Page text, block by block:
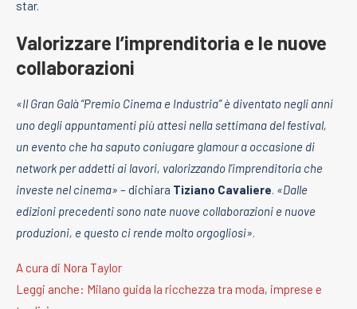
star.
Valorizzare l’imprenditoria e le nuove
collaborazioni
«Il Gran Galà “Premio Cinema e Industria” è diventato negli anni
uno degli appuntamenti più attesi nella settimana del festival,
un evento che ha saputo coniugare glamour a occasione di
network per addetti ai lavori, valorizzando l’imprenditoria che
investe nel cinema» – dichiara Tiziano Cavaliere. «Dalle
edizioni precedenti sono nate nuove collaborazioni e nuove
produzioni, e questo ci rende molto orgogliosi».
A cura di Nora Taylor
Leggi anche: Milano guida la ricchezza tra moda, imprese e